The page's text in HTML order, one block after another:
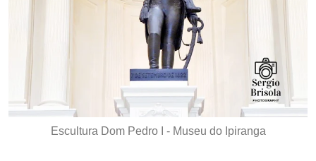
Escultura Dom Pedro I - Museu do Ipiranga